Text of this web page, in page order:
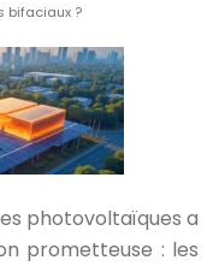
bifaciaux ?
photovoltaïques a
prometteuse : les